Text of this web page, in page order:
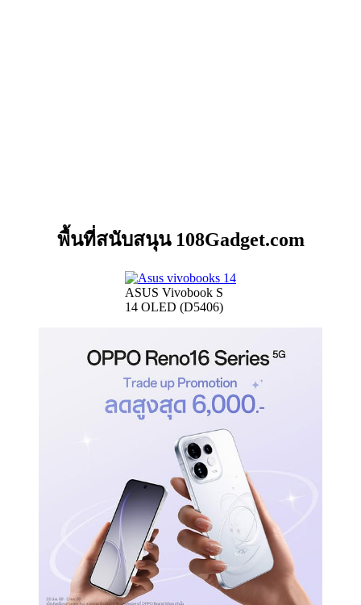
พื้นที่สนับสนุน 108Gadget.com
ASUS Vivobook S
14 OLED (D5406)